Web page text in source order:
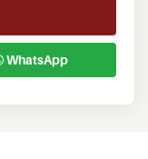
WhatsApp